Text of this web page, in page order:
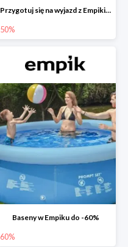
Przygotuj się na wyjazd z Empikiem - rabaty do -50%
50%
Baseny w Empiku do -60%
60%